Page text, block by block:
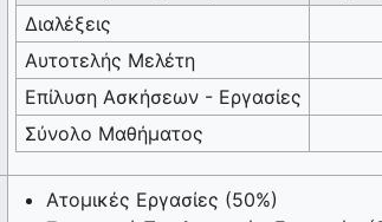
Διαλέξεις
Αυτοτελής Μελέτη
Επίλυση Ασκήσεων - Εργασίες
Σύνολο Μαθήματος
Ατομικές Εργασίες (50%)